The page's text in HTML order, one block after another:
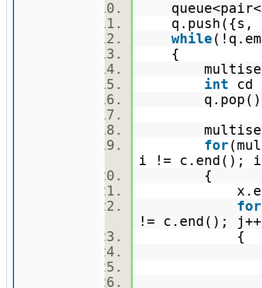
q.push({s,
while
{
int cd
for
i != c.end();
{
for
!= c.end();
{